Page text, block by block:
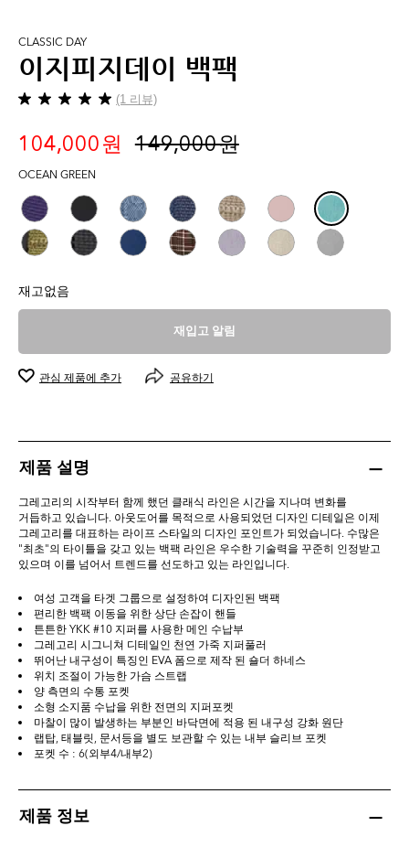
CLASSIC DAY
이지피지데이 백팩
(1 리뷰)
별
개
5.0
개
입
니
다.
상
품
149,000 원
104,000 원
OCEAN GREEN
재고없음
재입고 알림
관심 제품에 추가 공유하기
제품 설명
그레고리의 시작부터 함께 했던 클래식 라인은 시간을 지나며 변화를
거듭하고 있습니다. 아웃도어를 목적으로 사용되었던 디자인 디테일은 이제
그레고리를 대표하는 라이프 스타일의 디자인 포인트가 되었습니다. 수많은
"최초"의 타이틀을 갖고 있는 백팩 라인은 우수한 기술력을 꾸준히 인정받고
있으며 이를 넘어서 트렌드를 선도하고 있는 라인입니다.
여성 고객을 타겟 그룹으로 설정하여 디자인된 백팩
편리한 백팩 이동을 위한 상단 손잡이 핸들
튼튼한 YKK #10 지퍼를 사용한 메인 수납부
그레고리 시그니쳐 디테일인 천연 가죽 지퍼풀러
뛰어난 내구성이 특징인 EVA 폼으로 제작 된 숄더 하네스
위치 조절이 가능한 가슴 스트랩
양 측면의 수통 포켓
소형 소지품 수납을 위한 전면의 지퍼포켓
마찰이 많이 발생하는 부분인 바닥면에 적용 된 내구성 강화 원단
랩탑, 태블릿, 문서등을 별도 보관할 수 있는 내부 슬리브 포켓
포켓 수 : 6(외부4/내부2)
제품 정보